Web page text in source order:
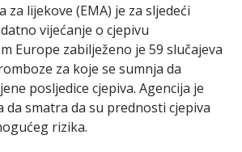
za lijekove (EMA) je za sljedeći
vijećanje o cjepivu
Europe zabilježeno je 59 slučajeva
za koje se sumnja da
posljedice cjepiva. Agencija je
da smatra da su prednosti cjepiva
rizika.